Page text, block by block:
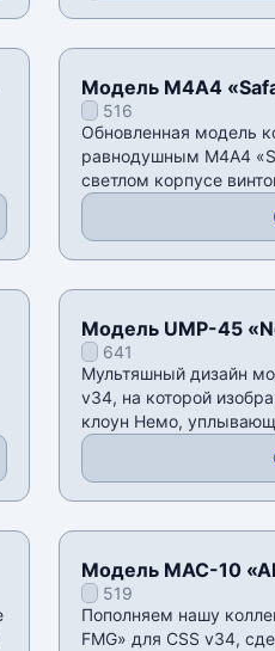
Модель М4А4
516
Обновленная модель
равнодушным М4А4
светлом корпусе
Модель UMP-45
641
Мультяшный дизайн
v34, на которой
клоун Немо,
Модель MAC-10
519
Пополняем нашу
FMG» для CSS v34,